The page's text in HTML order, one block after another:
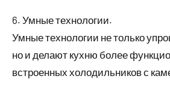
6. Умные технологии.
Умные технологии не только
но и делают кухню более
встроенных холодильников с